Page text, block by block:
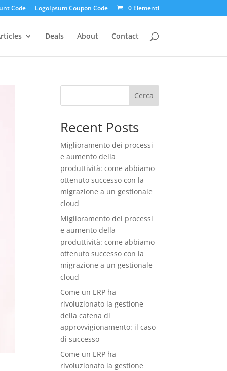
Code LogoIpsum Coupon Code 0 Elementi
Deals About Contact
Cerca
Recent Posts
Miglioramento dei processi
e aumento della
produttività: come abbiamo
ottenuto successo con la
migrazione a un gestionale
cloud
Miglioramento dei processi
e aumento della
produttività: come abbiamo
ottenuto successo con la
migrazione a un gestionale
cloud
Come un ERP ha
rivoluzionato la gestione
della catena di
approvvigionamento: il caso
di successo
Come un ERP ha
rivoluzionato la gestione